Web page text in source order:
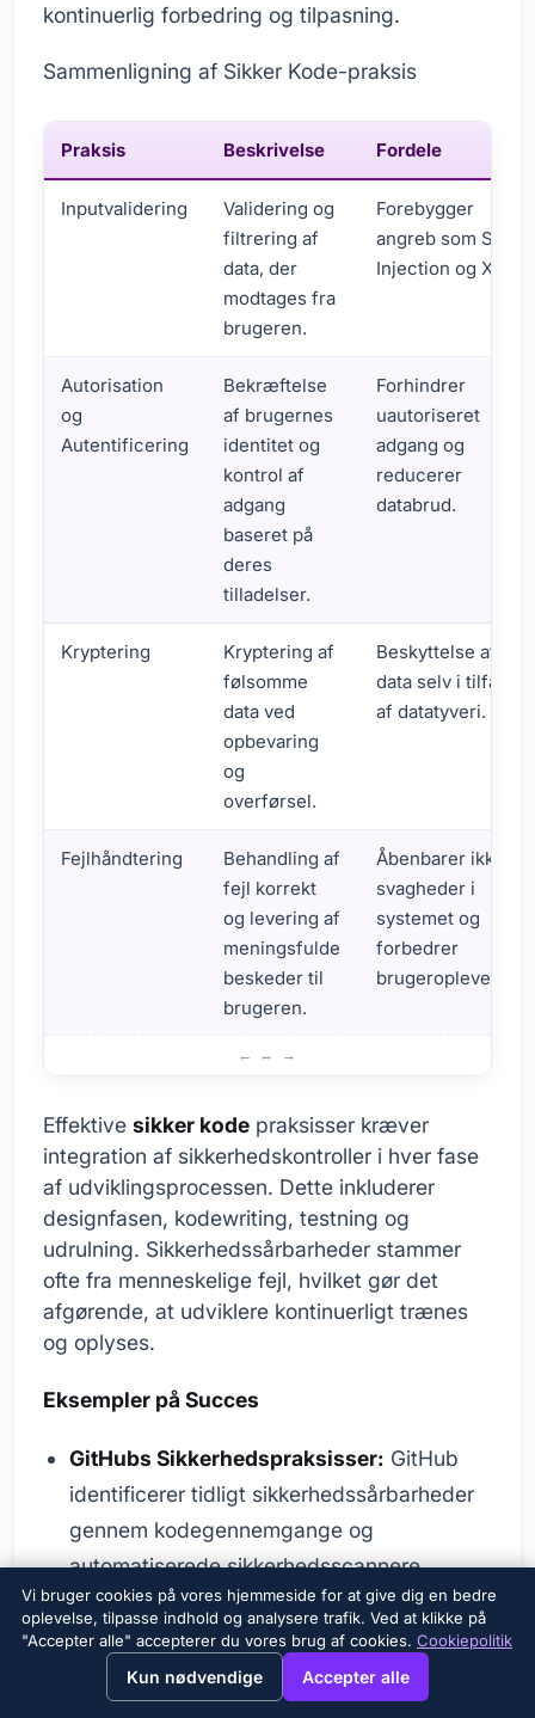
View this page in English?
kontinuerlig forbedring og tilpasning.
Sammenligning af Sikker Kode-praksis
Praksis Beskrivelse Fordele
Inputvalidering
Validering og
filtrering af
data, der
modtages fra
brugeren.
Forebygger
angreb som SQL
Injection og XSS.
Autorisation
og
Autentificering
Bekræftelse
af brugernes
identitet og
kontrol af
adgang
baseret på
deres
tilladelser.
Forhindrer
uautoriseret
adgang og
reducerer
databrud.
Kryptering
Kryptering af
følsomme
data ved
opbevaring
og
overførsel.
Beskyttelse af
data selv i tilfælde
af datatyveri.
Fejlhåndtering
Behandling af
fejl korrekt
og levering af
meningsfulde
beskeder til
brugeren.
Åbenbarer ikke
svagheder i
systemet og
forbedrer
brugeroplevelsen.
Effektive sikker kode praksisser kræver
integration af sikkerhedskontroller i hver fase
af udviklingsprocessen. Dette inkluderer
designfasen, kodewriting, testning og
udrulning. Sikkerhedssårbarheder stammer
ofte fra menneskelige fejl, hvilket gør det
afgørende, at udviklere kontinuerligt trænes
og oplyses.
Eksempler på Succes
GitHubs Sikkerhedspraksisser: GitHub
identificerer tidligt sikkerhedssårbarheder
gennem kodegennemgange og
automatiserede sikkerhedsscannere.
Googles Sikkerhedsorienterede
Udviklingsproces:Google overholder
sikkerhedsstandarder i alle sine projekter
Vi bruger cookies på vores hjemmeside for at give dig en bedre
oplevelse, tilpasse indhold og analysere trafik. Ved at klikke på
"Accepter alle" accepterer du vores brug af cookies. Cookiepolitik
Kun nødvendige Accepter alle